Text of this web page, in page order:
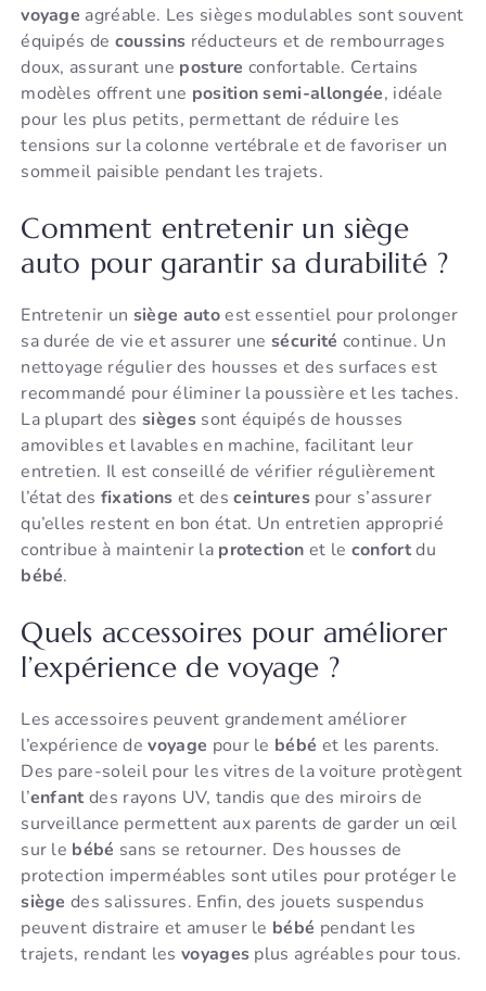
voyage agréable. Les sièges modulables sont souvent
équipés de coussins réducteurs et de rembourrages
doux, assurant une posture confortable. Certains
modèles offrent une position semi-allongée, idéale
pour les plus petits, permettant de réduire les
tensions sur la colonne vertébrale et de favoriser un
sommeil paisible pendant les trajets.
Comment entretenir un siège
auto pour garantir sa durabilité ?
Entretenir un siège autoest essentiel pour prolonger
sa durée de vie et assurer unesécurité continue. Un
nettoyage régulier des housses et des surfaces est
recommandé pour éliminer la poussière et les taches.
La plupart des siègessont équipés de housses
amovibles et lavables en machine, facilitant leur
entretien. Il est conseillé de vérifier régulièrement
l’état des fixations et desceintures pour s’assurer
qu’elles restent en bon état. Un entretien approprié
contribue à maintenir la protection et le confortdu
bébé.
Quels accessoires pour améliorer
l’expérience de voyage ?
Les accessoires peuvent grandement améliorer
l’expérience devoyage pour le bébé et les parents.
Des pare-soleil pour les vitres de la voiture protègent
l’enfant des rayons UV, tandis que des miroirs de
surveillance permettent aux parents de garder un œil
sur le bébé sans se retourner. Des housses de
protection imperméables sont utiles pour protéger le
siège des salissures. Enfin, des jouets suspendus
peuvent distraire et amuser le bébé pendant les
trajets, rendant les voyages plus agréables pour tous.